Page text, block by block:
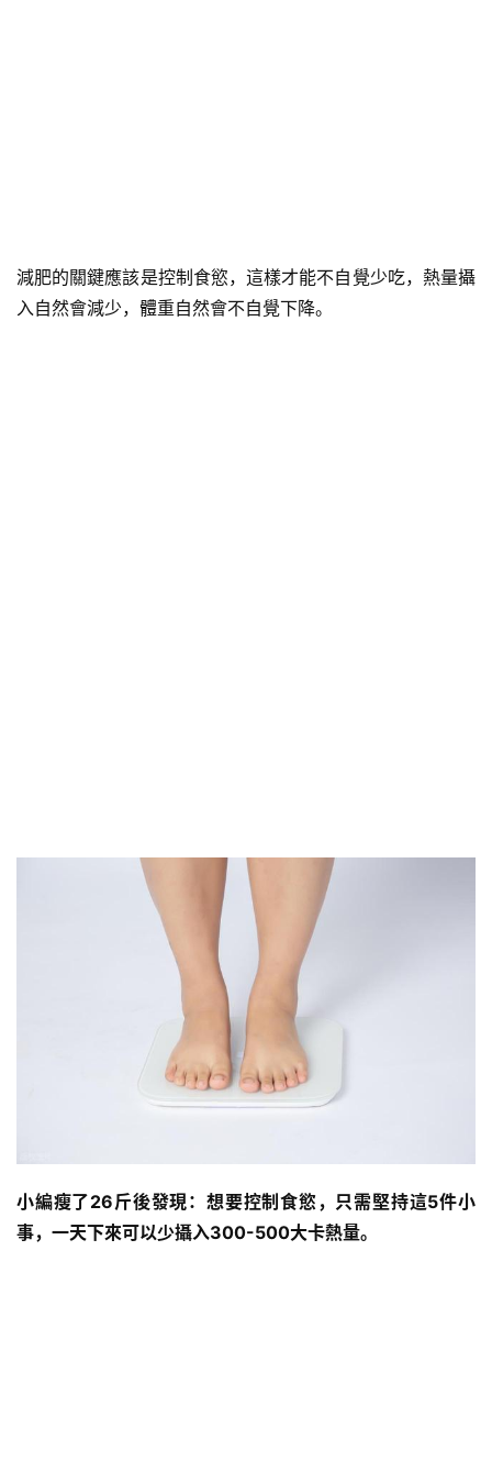
減肥的關鍵應該是控制食慾，這樣才能不自覺少吃，熱量攝
入自然會減少，體重自然會不自覺下降。
小編瘦了26斤後發現：想要控制食慾，只需堅持這5件小
事，一天下來可以少攝入300-500大卡熱量。